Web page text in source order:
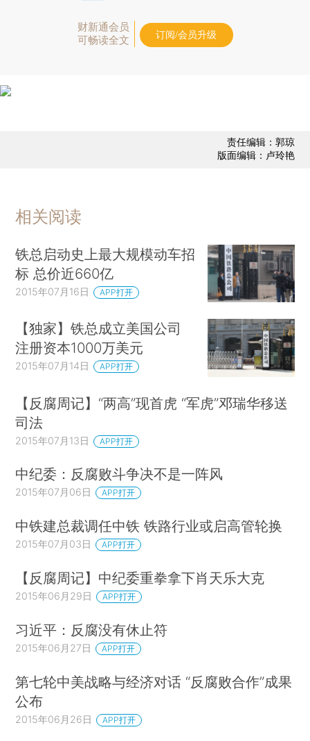
财新通会员
可畅读全文
订阅/会员升级
责任编辑：郭琼
版面编辑：卢玲艳
相关阅读
铁总启动史上最大规模动车招
标 总价近660亿
2015年07月16日 APP打开
【独家】铁总成立美国公司
注册资本1000万美元
2015年07月14日 APP打开
【反腐周记】“两高”现首虎 “军虎”邓瑞华移送
司法
2015年07月13日 APP打开
中纪委：反腐败斗争决不是一阵风
2015年07月06日 APP打开
中铁建总裁调任中铁 铁路行业或启高管轮换
2015年07月03日 APP打开
【反腐周记】中纪委重拳拿下肖天乐大克
2015年06月29日 APP打开
习近平：反腐没有休止符
2015年06月27日 APP打开
第七轮中美战略与经济对话 “反腐败合作”成果
公布
2015年06月26日 APP打开